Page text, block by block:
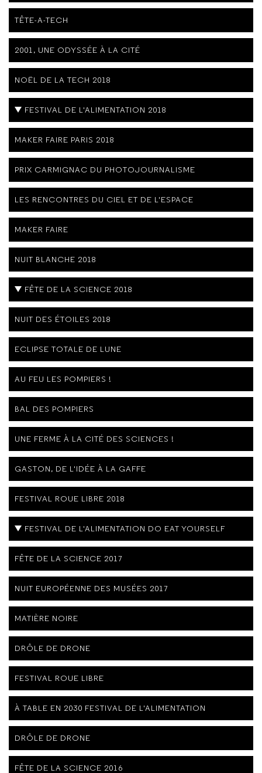
TÊTE-A-TECH
2001, UNE ODYSSÉE À LA CITÉ
NOËL DE LA TECH 2018
FESTIVAL DE L'ALIMENTATION 2018
MAKER FAIRE PARIS 2018
PRIX CARMIGNAC DU PHOTOJOURNALISME
LES RENCONTRES DU CIEL ET DE L'ESPACE
MAKER FAIRE
NUIT BLANCHE 2018
FÊTE DE LA SCIENCE 2018
NUIT DES ÉTOILES 2018
ECLIPSE TOTALE DE LUNE
AU FEU LES POMPIERS !
BAL DES POMPIERS
UNE FERME À LA CITÉ DES SCIENCES !
GASTON, DE L'IDÉE À LA GAFFE
FESTIVAL ROUE LIBRE 2018
FESTIVAL DE L'ALIMENTATION DO EAT YOURSELF
FÊTE DE LA SCIENCE 2017
NUIT EUROPÉENNE DES MUSÉES 2017
MATIÈRE NOIRE
DRÔLE DE DRONE
FESTIVAL ROUE LIBRE
À TABLE EN 2030 FESTIVAL DE L'ALIMENTATION
DRÔLE DE DRONE
FÊTE DE LA SCIENCE 2016